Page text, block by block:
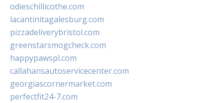
odieschillicothe.com
lacantinitagalesburg.com
pizzadeliverybristol.com
greenstarsmogcheck.com
happypawspl.com
callahansautoservicecenter.com
georgiascornermarket.com
perfectfit24-7.com